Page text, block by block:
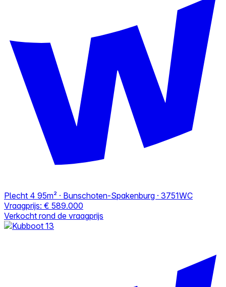
Plecht 4 95m² · Bunschoten-Spakenburg · 3751WC
Vraagprijs: € 589.000
Verkocht rond de vraagprijs